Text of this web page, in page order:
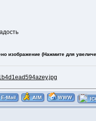
изображение (Нажмите для